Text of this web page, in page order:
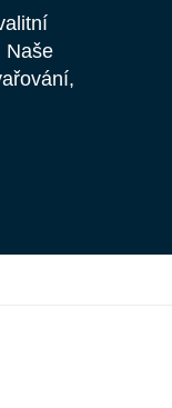
Naše